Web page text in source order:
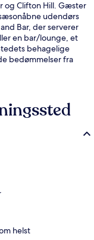
og Clifton Hill. Gæster
udendørs
Bar, der serverer
en bar/lounge, et
behagelige
bedømmelser fra
helst